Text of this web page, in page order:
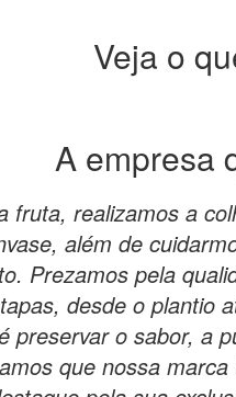
Veja o
A empresa
fruta, realizamos a
além de
Prezamos pela
desde o plantio
preservar o sabor, a
que nossa